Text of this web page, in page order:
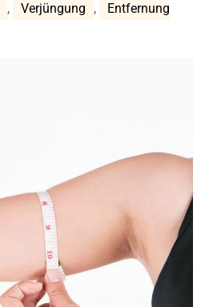
, Verjüngung ,
Entfernung